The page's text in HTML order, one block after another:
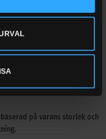
på varans storlek och